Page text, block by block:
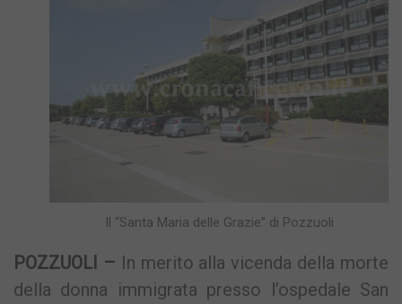
Il “Santa Maria delle Grazie” di Pozzuoli
POZZUOLI – In merito alla vicenda della morte
della donna immigrata presso l’ospedale San